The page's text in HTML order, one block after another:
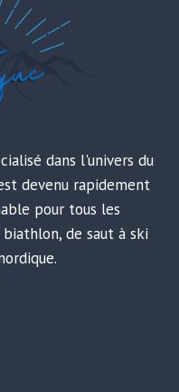
dans l'univers du
devenu rapidement
pour tous les
de saut à ski